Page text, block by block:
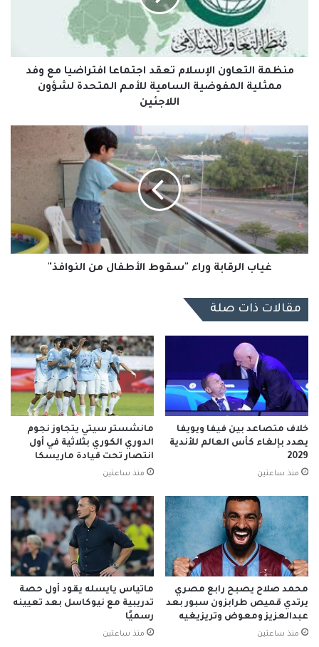
ممثلية
المفوضية
السامية
اللاجئين
منظمة التعاون الإسلام تعقد اجتماعا افتراضيا مع وفد
ممثلية المفوضية السامية للأمم المتحدة لشؤون
اللاجئين
الرقابة
وراء
"سقوط
الأطفال
من
النوافذ"
غياب الرقابة وراء "سقوط الأطفال من النوافذ"
مقالات ذات صلة
خلاف متصاعد بين فيفا ويويفا
يهدد بإلغاء كأس العالم للأندية
2029
منذ ساعتين
مانشستر سيتي يتجاوز نجوم
الدوري الكوري بثلاثية في أول
انتصار تحت قيادة ماريسكا
منذ ساعتين
محمد صلاح يصبح رابع مصري
يرتدي قميص طرابزون سبور بعد
عبدالعزيز ومعوض وتريزيغيه
منذ ساعتين
ماتياس يايسله يقود أول حصة
تدريبية مع نيوكاسل بعد تعيينه
رسميًا
منذ ساعتين